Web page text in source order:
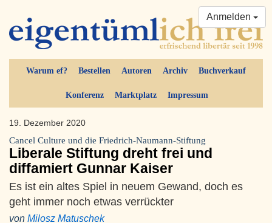
Warum ef? Bestellen Autoren Archiv Buchverkauf
Konferenz Marktplatz Impressum
Anmelden
19. Dezember 2020
Cancel Culture und die Friedrich-Naumann-Stiftung
Liberale Stiftung dreht frei und
diffamiert Gunnar Kaiser
Es ist ein altes Spiel in neuem Gewand, doch es
geht immer noch etwas verrückter
von Milosz Matuschek